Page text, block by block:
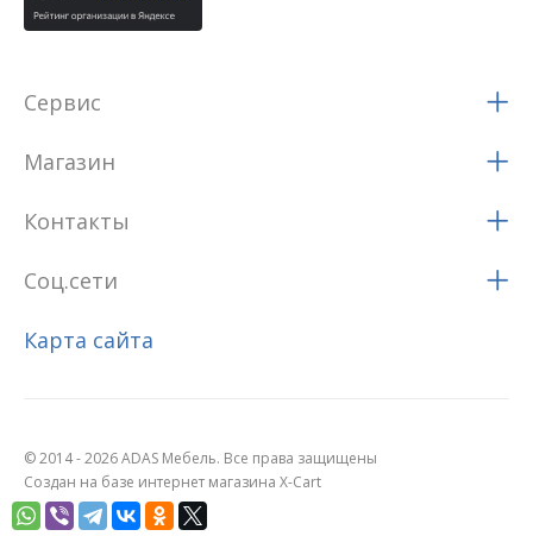
Сервис
Магазин
Контакты
Соц.сети
Карта сайта
© 2014 - 2026 ADAS Мебель. Все права защищены
Создан на базе интернет магазина X-Cart